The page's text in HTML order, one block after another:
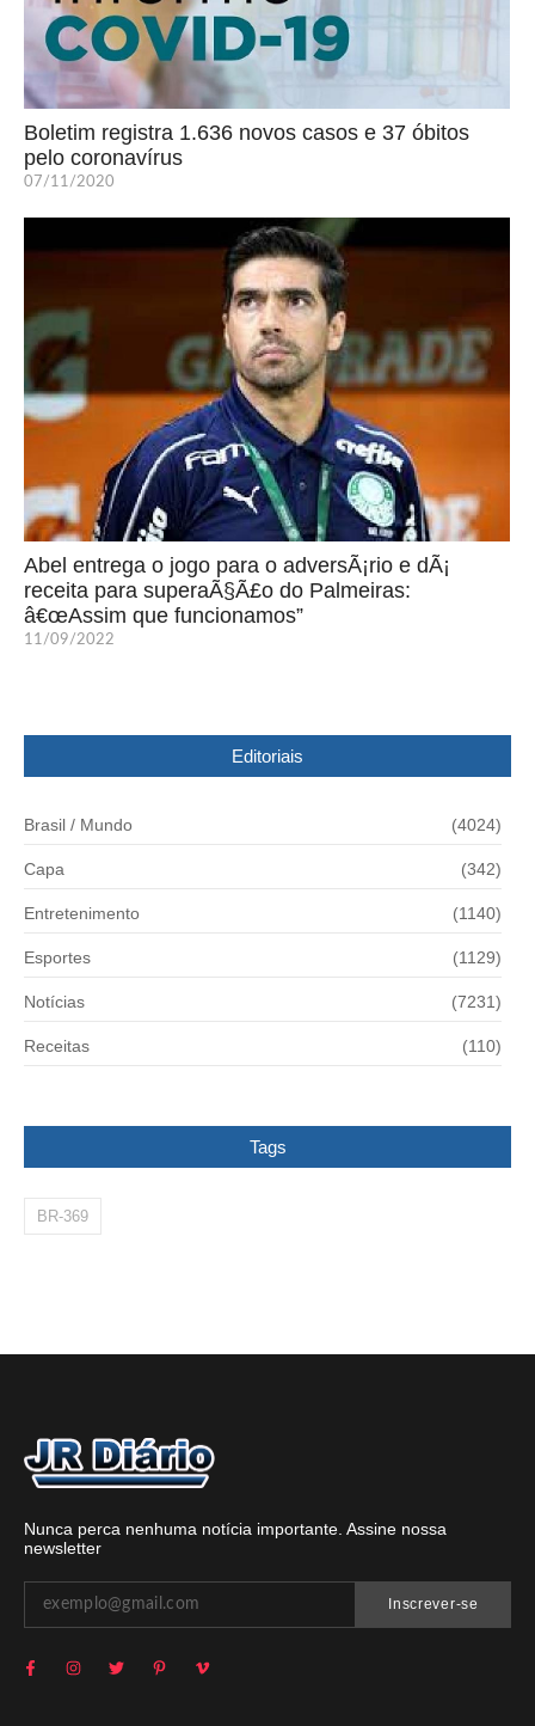
Boletim registra 1.636 novos casos e 37 óbitos
pelo coronavírus
07/11/2020
Abel entrega o jogo para o adversÃ¡rio e dÃ¡
receita para superaÃ§Ã£o do Palmeiras:
â€œAssim que funcionamos”
11/09/2022
Editoriais
Brasil / Mundo (4024)
Capa (342)
Entretenimento (1140)
Esportes (1129)
Notícias (7231)
Receitas (110)
Tags
BR-369
Nunca perca nenhuma notícia importante. Assine nossa
newsletter
Inscrever-se